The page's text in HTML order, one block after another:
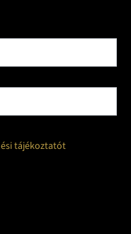
tájékoztatót